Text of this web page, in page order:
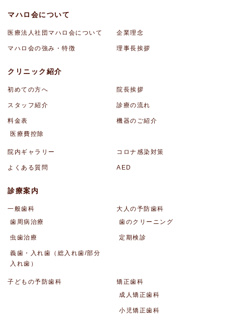
マハロ会について
医療法人社団マハロ会について 企業理念
マハロ会の強み・特徴 理事長挨拶
クリニック紹介
初めての方へ 院長挨拶
スタッフ紹介 診療の流れ
料金表
医療費控除
機器のご紹介
院内ギャラリー コロナ感染対策
よくある質問 AED
診療案内
一般歯科
歯周病治療
虫歯治療
義歯・入れ歯（総入れ歯/部分
入れ歯）
大人の予防歯科
歯のクリーニング
定期検診
子どもの予防歯科
矯正歯科
成人矯正歯科
小児矯正歯科